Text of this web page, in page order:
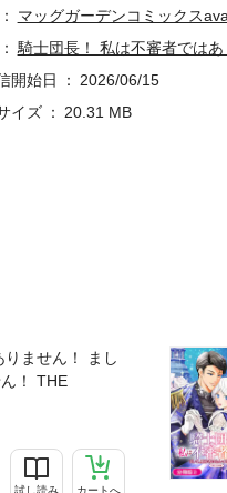
ません！ まし
！ THE
試し読み カートへ
マッグガーデンコミックス
騎士団長！ 私は不審者では
開始日
2026/06/15
イズ
20.31 MB